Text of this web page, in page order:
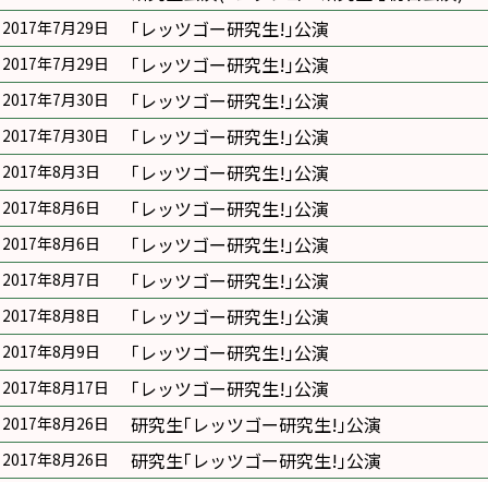
2017年7月29日 ｢レッツゴー研究生!｣公演
2017年7月29日 ｢レッツゴー研究生!｣公演
2017年7月30日 ｢レッツゴー研究生!｣公演
2017年7月30日 ｢レッツゴー研究生!｣公演
2017年8月3日 ｢レッツゴー研究生!｣公演
2017年8月6日 ｢レッツゴー研究生!｣公演
2017年8月6日 ｢レッツゴー研究生!｣公演
2017年8月7日 ｢レッツゴー研究生!｣公演
2017年8月8日 ｢レッツゴー研究生!｣公演
2017年8月9日 ｢レッツゴー研究生!｣公演
2017年8月17日 ｢レッツゴー研究生!｣公演
2017年8月26日 研究生｢レッツゴー研究生!｣公演
2017年8月26日 研究生｢レッツゴー研究生!｣公演